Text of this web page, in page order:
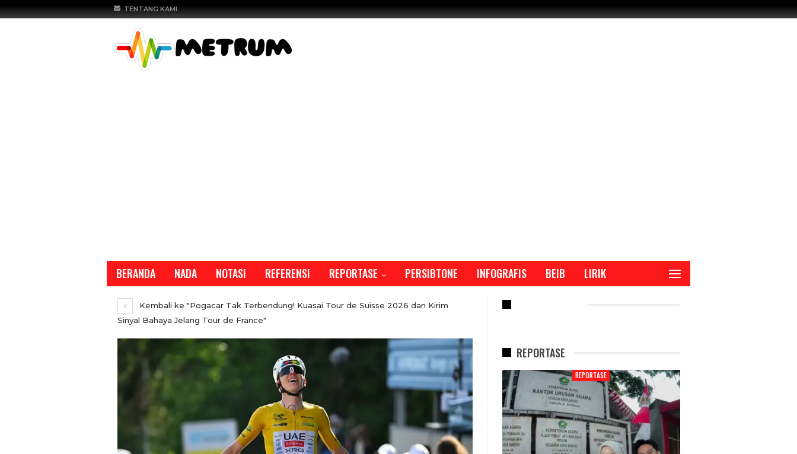
TENTANG KAMI
BERANDA NADA NOTASI REFERENSI REPORTASE PERSIBTONE INFOGRAFIS BEIB LIRIK
Kembali ke "Pogacar Tak Terbendung! Kuasai Tour de Suisse 2026 dan Kirim
Sinyal Bahaya Jelang Tour de France"
REPORTASE
REPORTASE REPORTASE REPORTASE